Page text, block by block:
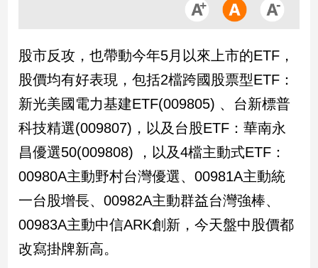
政
治
政
治
焦
品
觀
調
國
會
股市反攻，也帶動今年5月以來上市的ETF，
股價均有好表現，包括2檔跨國股票型ETF：
新光美國電力基建ETF(009805) 、台新標普
科技精選(009807)，以及台股ETF：華南永
昌優選50(009808) ，以及4檔主動式ETF：
00980A主動野村台灣優選、00981A主動統
一台股增長、00982A主動群益台灣強棒、
00983A主動中信ARK創新，今天盤中股價都
改寫掛牌新高。